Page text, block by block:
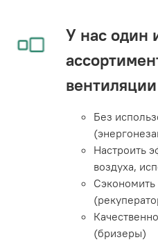
У нас один
вентиляции
Без
Настроить
воздуха,
Сэкономить
(бризеры)